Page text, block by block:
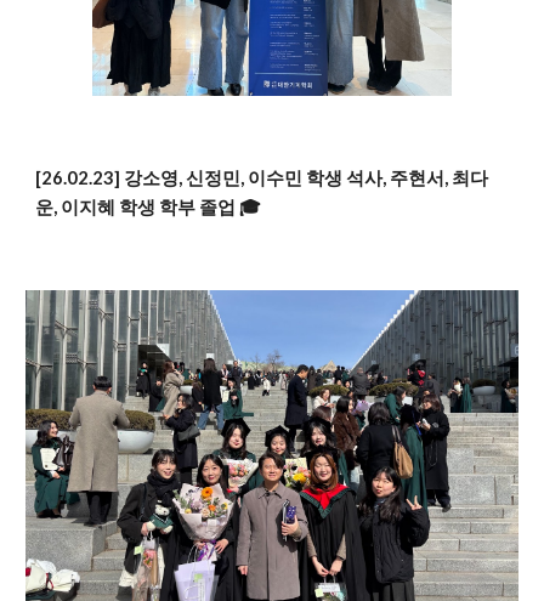
[26.02.23] 강소영, 신정민, 이수민 학생 석사, 주현서, 최다
운, 이지혜 학생 학부 졸업 🎓